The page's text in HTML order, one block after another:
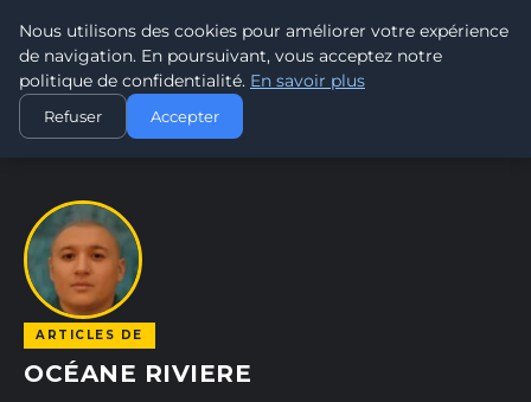
TRAMWAY7
PASSION TRAMWAY & TRANSPORT URBAIN
ACCUEIL AUTEURS OCÉANE RIVIERE
ARTICLES DE
OCÉANE RIVIERE
Nous utilisons des cookies pour améliorer votre expérience
de navigation. En poursuivant, vous acceptez notre
politique de confidentialité. En savoir plus
Refuser Accepter